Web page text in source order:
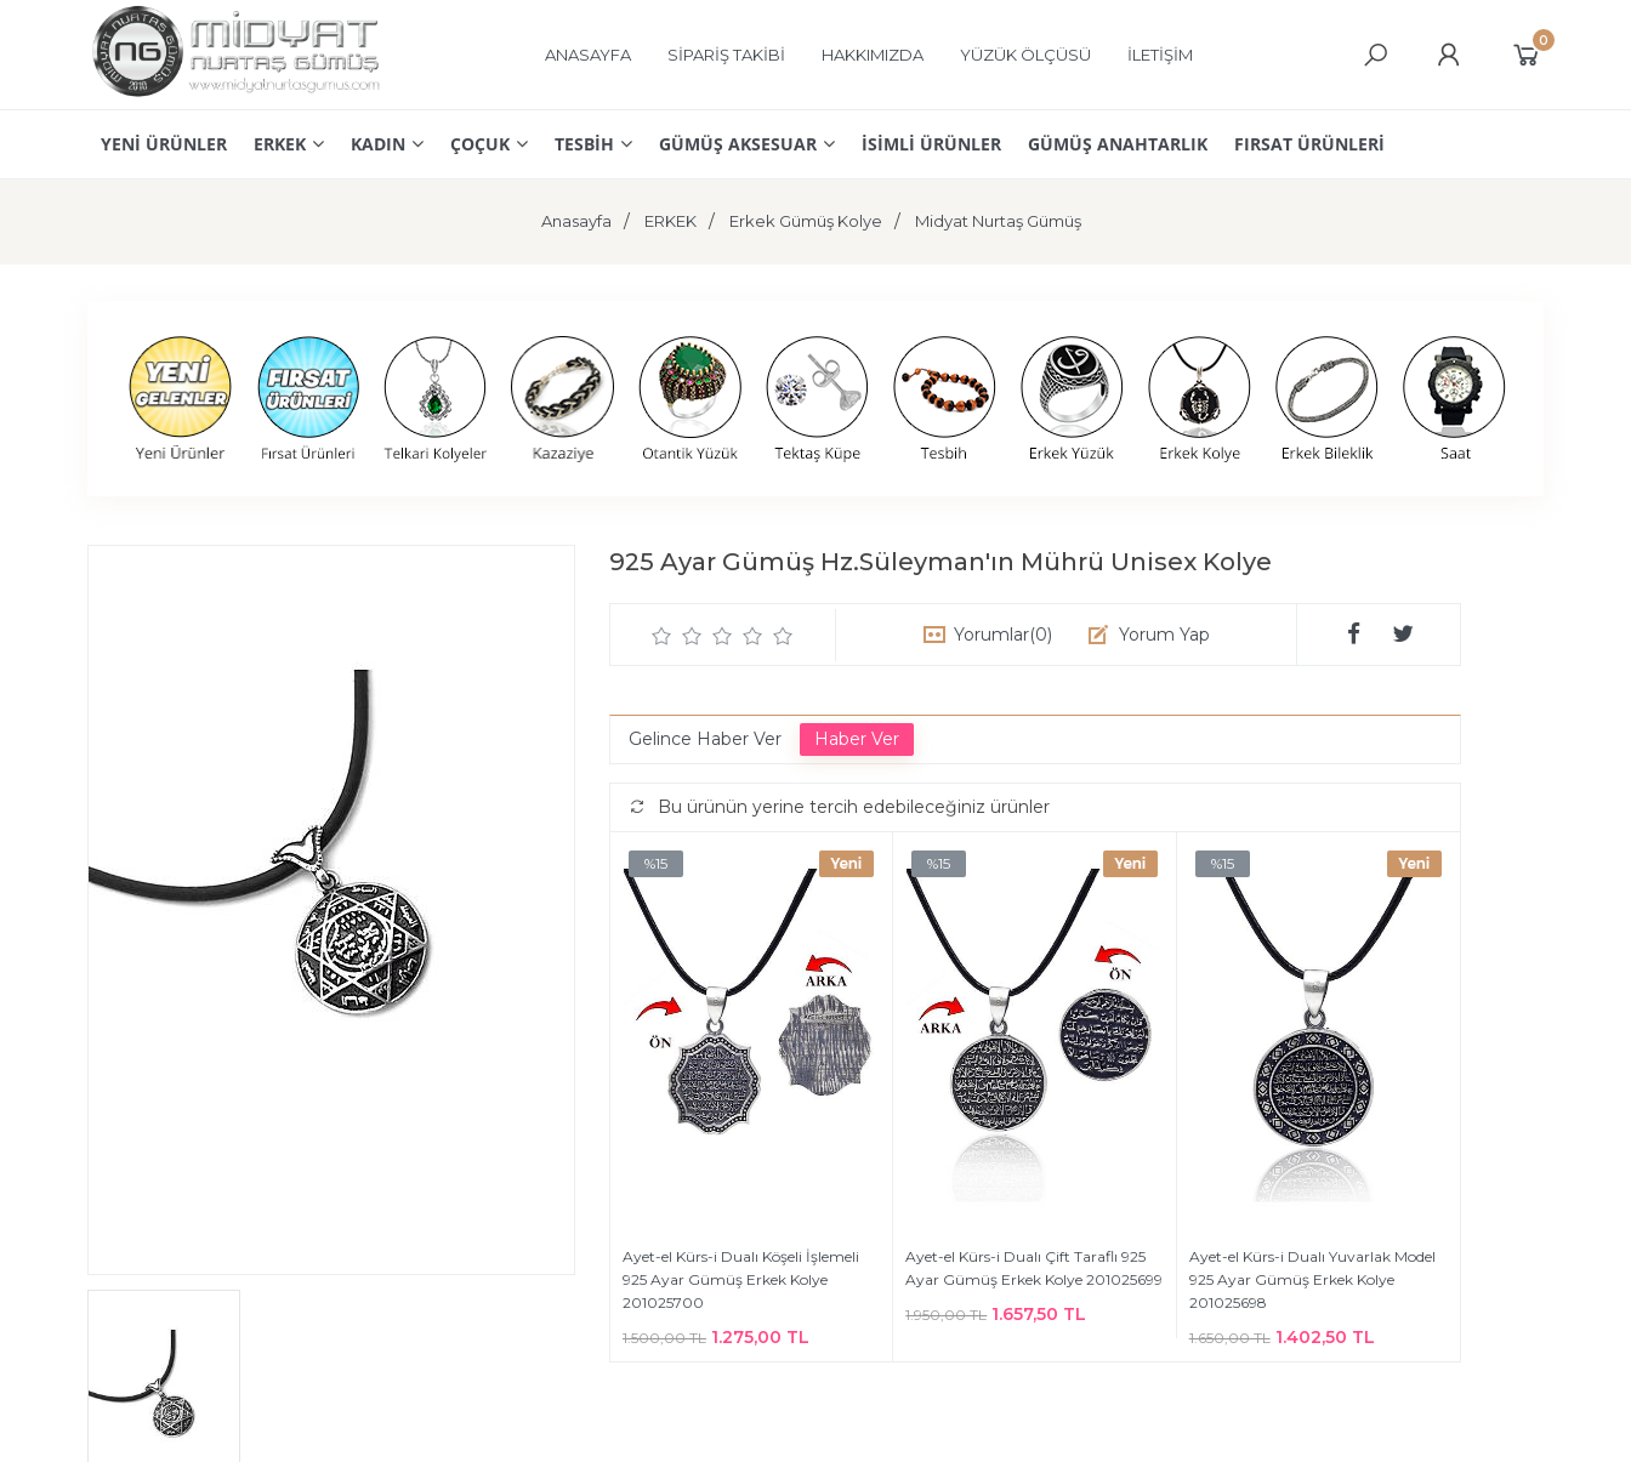
ANASAYFA SİPARİŞ TAKİBİ HAKKIMIZDA YÜZÜK ÖLÇÜSÜ İLETİŞİM
0
YENİ ÜRÜNLER ERKEK KADIN ÇOÇUK TESBİH GÜMÜŞ AKSESUAR İSİMLİ ÜRÜNLER GÜMÜŞ ANAHTARLIK FIRSAT ÜRÜNLERİ
Anasayfa ERKEK Erkek Gümüş Kolye Midyat Nurtaş Gümüş
925 Ayar Gümüş Hz.Süleyman'ın Mührü Unisex Kolye
Yorumlar(0) Yorum Yap
Gelince Haber Ver
Bu ürünün yerine tercih edebileceğiniz ürünler
%15
Ayet-el Kürs-i Dualı Köşeli İşlemeli
925 Ayar Gümüş Erkek Kolye
201025700
1.500,00 TL 1.275,00 TL
%15
Ayet-el Kürs-i Dualı Çift Taraflı 925
Ayar Gümüş Erkek Kolye 201025699
1.950,00 TL 1.657,50 TL
%15
Ayet-el Kürs-i Dualı Yuvarlak Model
925 Ayar Gümüş Erkek Kolye
201025698
1.650,00 TL 1.402,50 TL